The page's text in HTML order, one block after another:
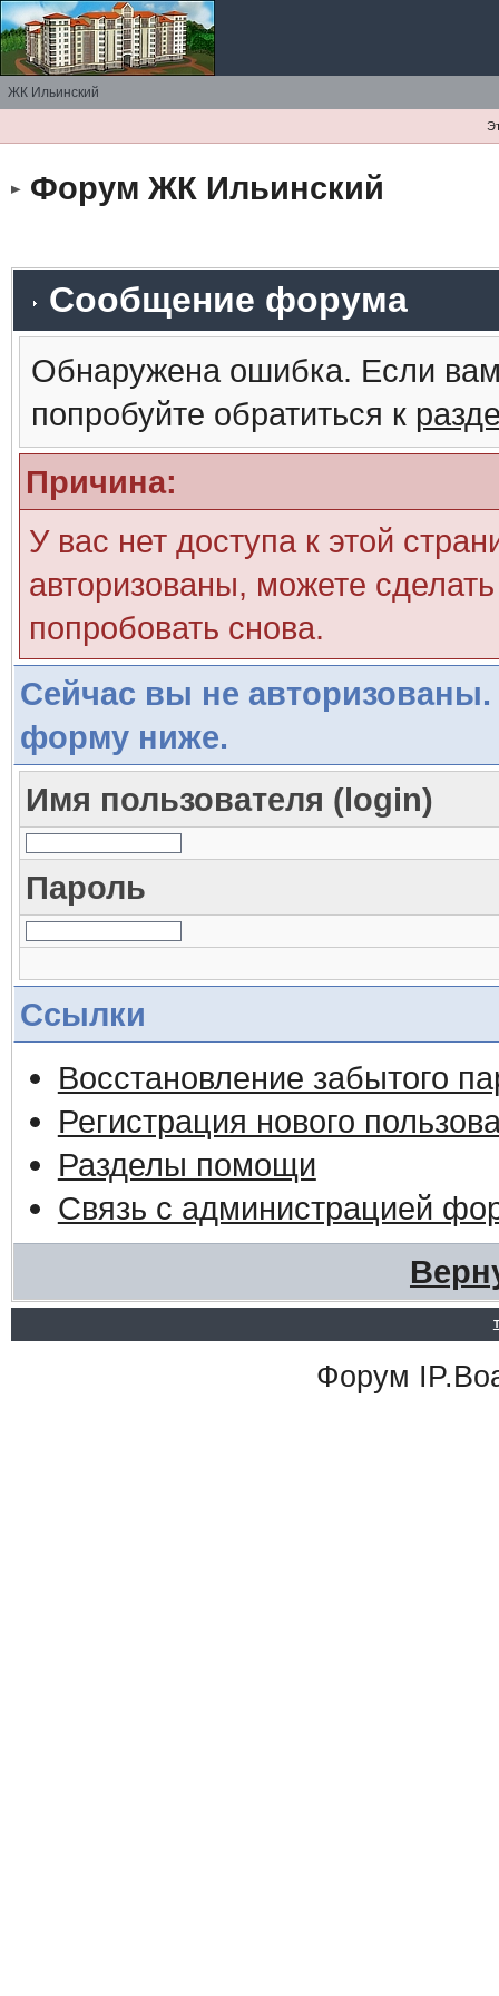
ЖК Ильинский
Форум ЖК Ильинский
Сообщение форума
Обнаружена ошибка. Если
попробуйте обратиться к
Причина:
У вас нет доступа к этой
авторизованы, можете
попробовать снова.
Сейчас вы не авторизованы.
форму ниже.
Имя пользователя (login)
Пароль
Ссылки
Восстановление забытого
Регистрация нового
Разделы помощи
Связь с администрацией
Форум